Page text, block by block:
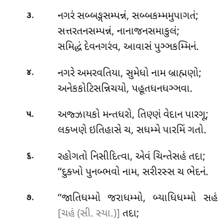
૩. નગરંસબ્બઙ્ગસમ્પન્નં, સબ્બકમ્મમુપાગતં;
સત્તરતનસમ્પન્નં, નાનાજનસમાકુલં;
સમિદ્ધં દેવનગરંવ, આવાસં પુઞ્ઞકમ્મિનં.
૪.
નગરે અમરવતિયા, સુમેધો નામ બ્રાહ્મણો;
અનેકકોટિસન્નિચયો, પહૂતધનધઞ્ઞવા.
૫. અજ્ઝાયકો મન્તધરો, તિણ્ણં વેદાન પારગૂ;
લક્ખણે ઇતિહાસે ચ, સધમ્મે પારમિં ગતો.
૬.
રહોગતો નિસીદિત્વા, એવં ચિન્તેસહં તદા;
‘‘દુક્ખો પુનબ્ભવો નામ, સરીરસ્સ ચ ભેદનં.
૭.
‘‘જાતિધમ્મો જરાધમ્મો, બ્યાધિધમ્મો સહં
[ચહં (સી. સ્યા.)] તદા;